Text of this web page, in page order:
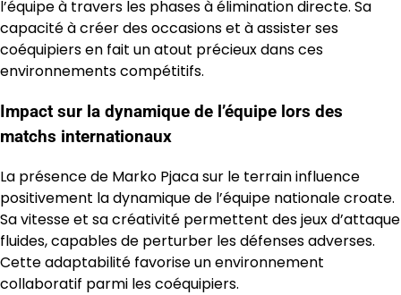
l’équipe à travers les phases à élimination directe. Sa
capacité à créer des occasions et à assister ses
coéquipiers en fait un atout précieux dans ces
environnements compétitifs.
Impact sur la dynamique de l’équipe lors des
matchs internationaux
La présence de Marko Pjaca sur le terrain influence
positivement la dynamique de l’équipe nationale croate.
Sa vitesse et sa créativité permettent des jeux d’attaque
fluides, capables de perturber les défenses adverses.
Cette adaptabilité favorise un environnement
collaboratif parmi les coéquipiers.